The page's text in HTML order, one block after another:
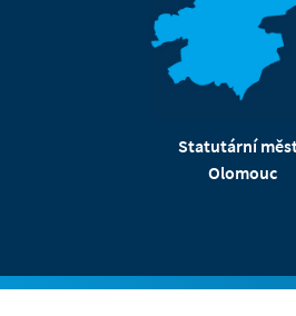
Statutární
Olomouc